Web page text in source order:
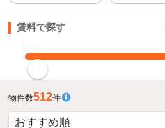
賃料で探す
物件数512件